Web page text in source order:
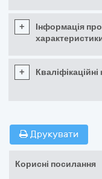
+
Інформація про
+ Кваліфікаційні
Друкувати
Корисні посилання